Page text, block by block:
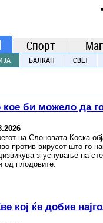
Спорт
БАЛКАН СВЕТ
би можело да
на Слоновата Коска
против вирусот што го
згуснување на
од плодовите.
кој ќе добие